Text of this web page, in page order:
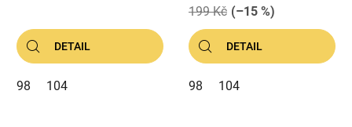
DETAIL
98 104
199 Kč (–15 %)
DETAIL
98 104